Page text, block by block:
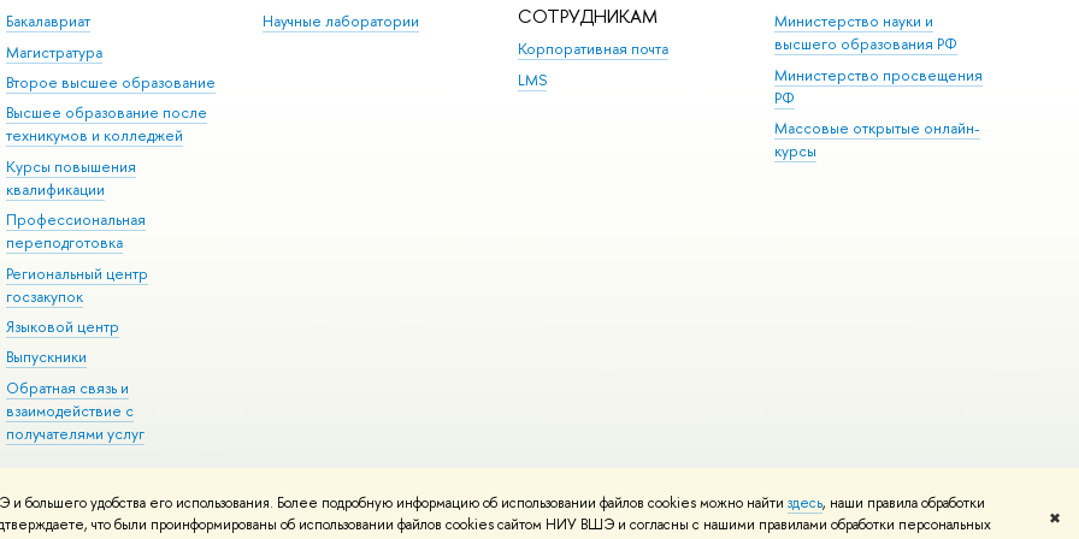
удобства его использования. Более подробную информацию об использовании файлов cookies можно найти здесь, наши правила обработки
что были проинформированы об использовании файлов cookies сайтом НИУ ВШЭ и согласны с нашими правилами обработки персональных
✖
Бакалавриат
Магистратура
Второе высшее образование
Высшее образование после
техникумов и колледжей
Курсы повышения
квалификации
Профессиональная
переподготовка
Региональный центр
госзакупок
Языковой центр
Выпускники
Обратная связь и
взаимодействие с
получателями услуг
Научные лаборатории
СОТРУДНИКАМ
Корпоративная почта
LMS
Министерство науки и
высшего образования РФ
Министерство просвещения
РФ
Массовые открытые онлайн-
курсы
Редактору
Условия использования материалов Политика конфиденциальности Карта сайта
вШколе дизайна НИУ ВШЭ